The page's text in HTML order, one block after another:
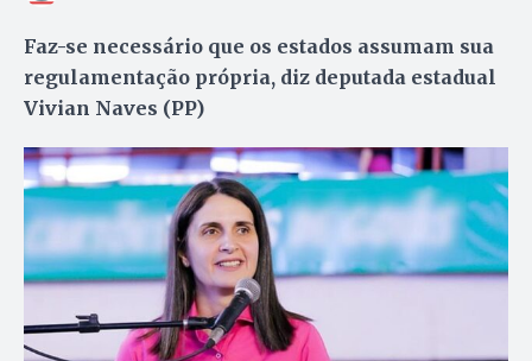
Faz-se necessário que os estados assumam sua
regulamentação própria, diz deputada estadual
Vivian Naves (PP)